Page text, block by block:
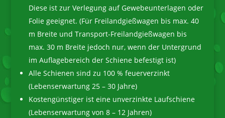
Diese ist zur Verlegung auf Gewebeunterlagen oder
Folie geeignet. (Für Freilandgießwagen bis max. 40
m Breite und Transport-Freilandgießwagen bis
max. 30 m Breite jedoch nur, wenn der Untergrund
im Auflagebereich der Schiene befestigt ist)
Alle Schienen sind zu 100 % feuerverzinkt
(Lebenserwartung 25 – 30 Jahre)
Kostengünstiger ist eine unverzinkte Laufschiene
(Lebenserwartung von 8 – 12 Jahren)